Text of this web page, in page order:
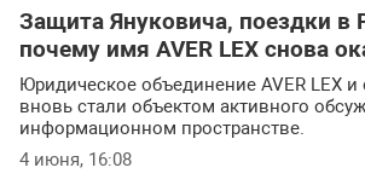
Защита Януковича, поездки в
почему имя AVER LEX снова
Юридическое объединение AVER LEX
вновь стали объектом активного
информационном пространстве.
4 июня, 16:08